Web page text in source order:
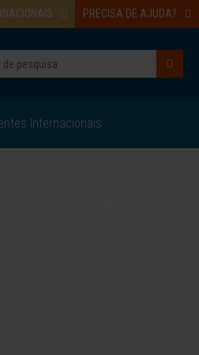
PRECISA DE AJUDA?
Internacionais